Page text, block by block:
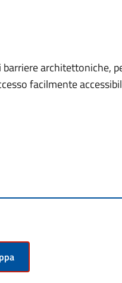
architettoniche,
facilmente